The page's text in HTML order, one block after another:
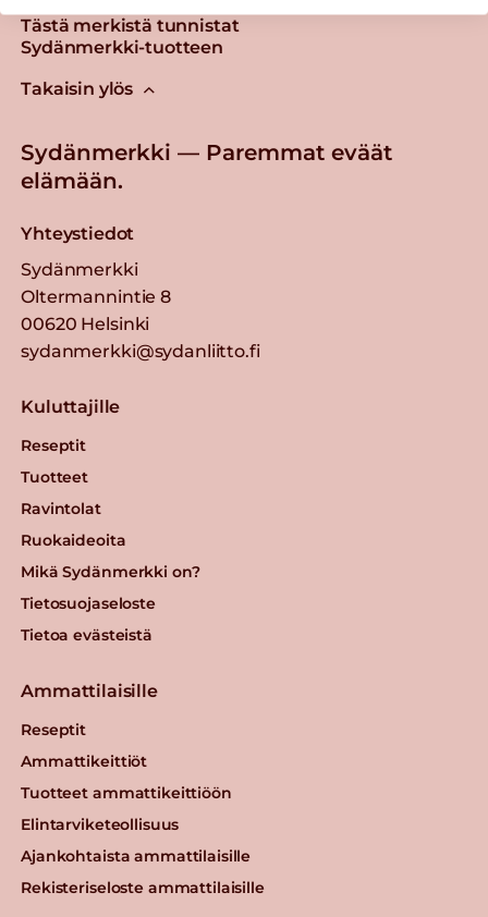
Tästä merkistä tunnistat
Sydänmerkki-tuotteen
Takaisin ylös
Sydänmerkki — Paremmat eväät
elämään.
Yhteystiedot
Sydänmerkki
Oltermannintie 8
00620 Helsinki
sydanmerkki@sydanliitto.fi
Kuluttajille
Reseptit
Tuotteet
Ravintolat
Ruokaideoita
Mikä Sydänmerkki on?
Tietosuojaseloste
Tietoa evästeistä
Ammattilaisille
Reseptit
Ammattikeittiöt
Tuotteet ammattikeittiöön
Elintarviketeollisuus
Ajankohtaista ammattilaisille
Rekisteriseloste ammattilaisille